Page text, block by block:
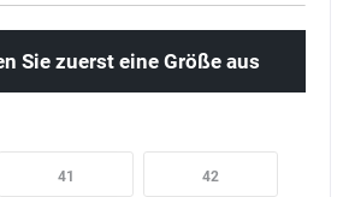
Sie zuerst eine Größe aus
41 42